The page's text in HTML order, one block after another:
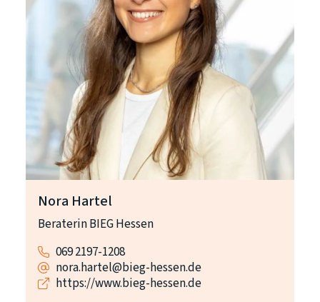
Nora Hartel
Beraterin BIEG Hessen
069 2197-1208
nora.hartel@bieg-hessen.de
https://www.bieg-hessen.de